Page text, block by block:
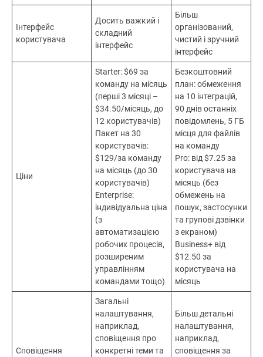
Інтерфейс
користувача
Досить важкий і
складний
інтерфейс
Більш
організований,
чистий і зручний
інтерфейс
Ціни
Starter: $69 за
команду на місяць
(перші 3 місяці –
$34.50/місяць, до
12 користувачів)
Пакет на 30
користувачів:
$129/за команду
на місяць (до 30
користувачів)
Enterprise:
індивідуальна ціна
(з
автоматизацією
робочих процесів,
розширеним
управлінням
командами тощо)
Безкоштовний
план: обмеження
на 10 інтеграцій,
90 днів останніх
повідомлень, 5 ГБ
місця для файлів
на команду
Pro: від $7.25 за
користувача на
місяць (без
обмежень на
пошук, застосунки
та групові дзвінки
з екраном)
Business+ від
$12.50 за
користувача на
місяць
Сповіщення
Загальні
налаштування,
наприклад,
сповіщення про
конкретні теми та
Більш детальні
налаштування,
наприклад,
сповіщення за